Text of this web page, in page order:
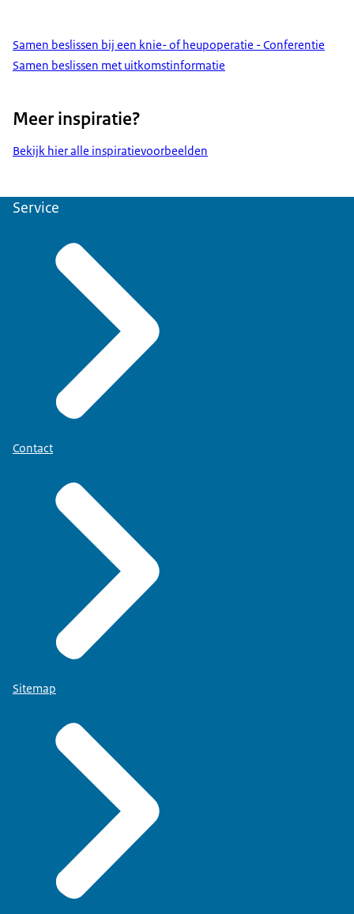
Samen beslissen bij een knie- of heupoperatie - Conferentie
Samen beslissen met uitkomstinformatie
Meer inspiratie?
Bekijk hier alle inspiratievoorbeelden
Service
Contact
Sitemap